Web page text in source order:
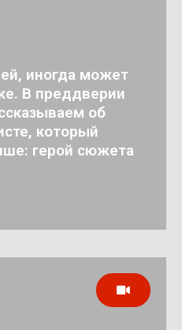
иногда может
В преддверии
об
который
герой сюжета